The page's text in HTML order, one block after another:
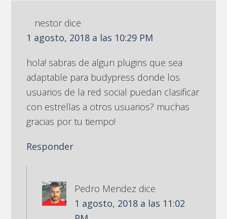
nestor dice
1 agosto, 2018 a las 10:29 PM
hola! sabras de algun plugins que sea
adaptable para budypress donde los
usuarios de la red social puedan clasificar
con estrellas a otros usuarios? muchas
gracias por tu tiempo!
Responder
Pedro Mendez dice
1 agosto, 2018 a las 11:02